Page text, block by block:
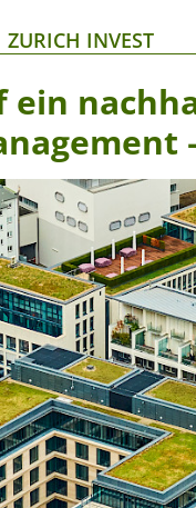
ZURICH INVEST
ein